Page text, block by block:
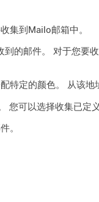
集到Mailo邮箱中。
的邮件。 对于您要
特定的颜色。 从该地
您可以选择收集已定
。